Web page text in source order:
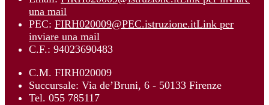
una mail
PEC: FIRH020009@PEC.istruzione.itLink per
inviare una mail
C.F.: 94023690483
C.M. FIRH020009
Succursale: Via de’Bruni, 6 - 50133 Firenze
Tel. 055 785117